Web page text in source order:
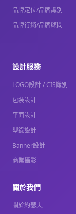
品牌定位/品牌識別
品牌行銷/品牌顧問
設計服務
LOGO設計 / CIS識別
包裝設計
平面設計
型錄設計
Banner設計
商業攝影
關於我們
關於約瑟夫